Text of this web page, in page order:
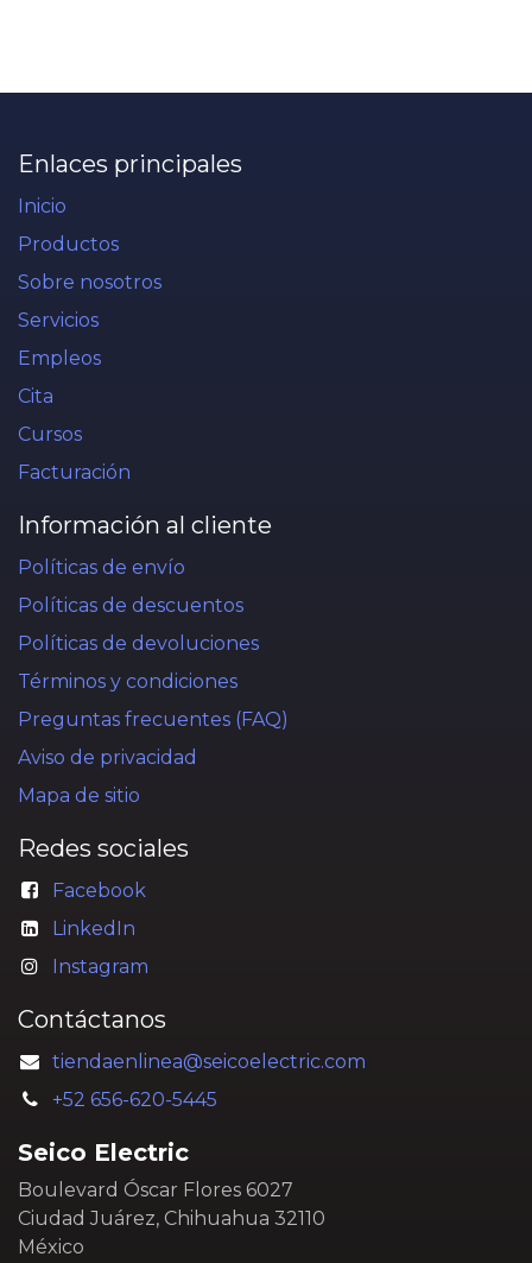
Enlaces principales
Inicio
Productos
Sobre nosotros
Servicios
Empleos
Cita
Cursos
Facturación
Información al cliente
Políticas de envío
Políticas de descuentos
Políticas de devoluciones
Términos y condiciones
Preguntas frecuentes (FAQ)
Aviso de privacidad
Mapa de sitio
Redes sociales
Facebook
LinkedIn
Instagram
Contáctanos
tiendaenlinea@seicoelectric.com
+52 656-620-5445
Seico Electric
Boulevard Óscar Flores 6027
Ciudad Juárez, Chihuahua 32110
México